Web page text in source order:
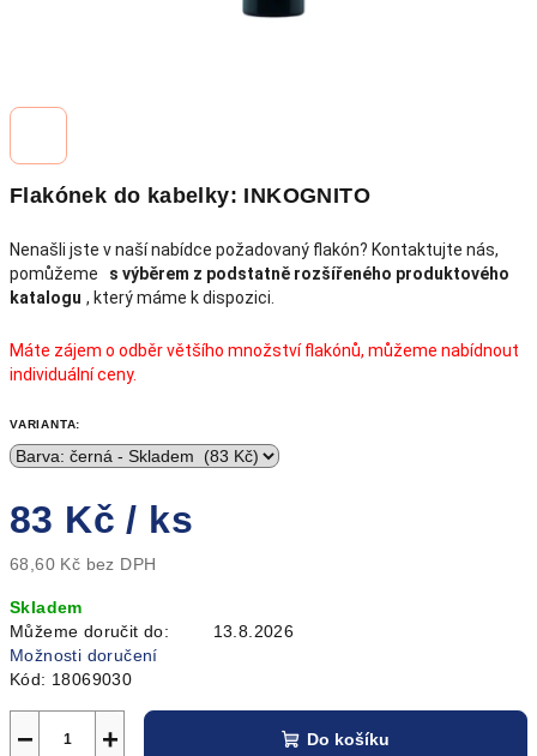
Flakónek do kabelky: INKOGNITO
Nenašli jste v naší nabídce požadovaný flakón? Kontaktujte nás,
pomůžeme
s výběrem z podstatně rozšířeného produktového
katalogu , který máme k dispozici.
Máte zájem o odběr většího množství flakónů, můžeme nabídnout
individuální ceny.
VARIANTA:
83 Kč/ ks
68,60 Kč bez DPH
cena:
Skladem
Můžeme doručit do:
13.8.2026
Možnosti doručení
Kód: 18069030
+
− Do košíku